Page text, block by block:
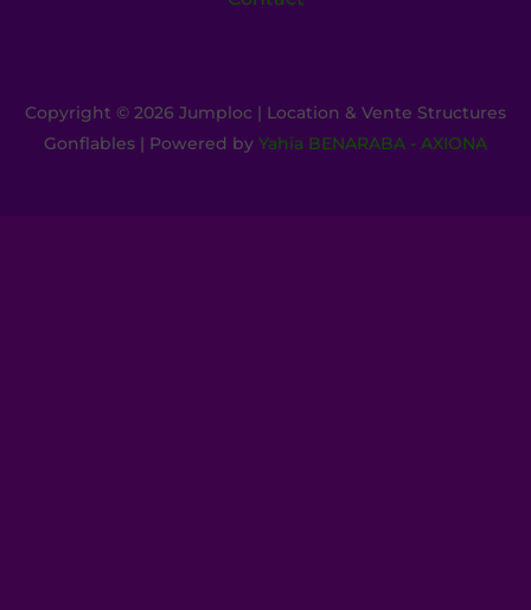
Copyright © 2026 Jumploc | Location & Vente Structures
Gonflables | Powered by Yahia BENARABA - AXIONA